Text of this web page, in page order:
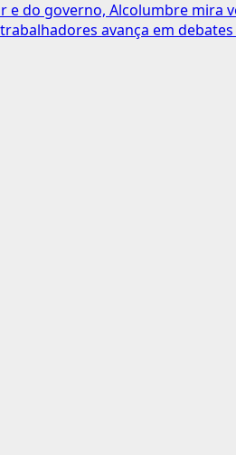
e do governo, Alcolumbre mira
avança em